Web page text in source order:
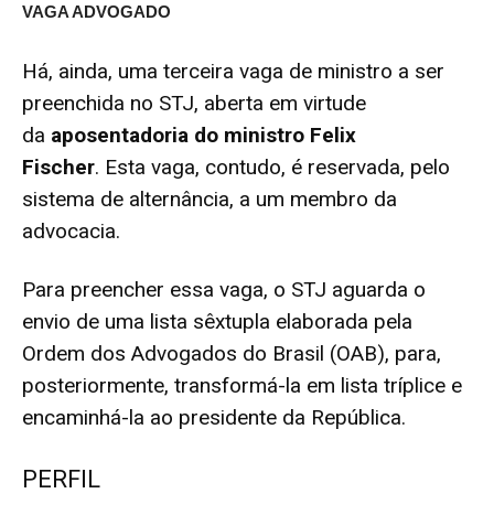
VAGA ADVOGADO
Há, ainda, uma terceira vaga de ministro a ser
preenchida no STJ, aberta em virtude
da aposentadoria do ministro Felix
Fischer. Esta vaga, contudo, é reservada, pelo
sistema de alternância, a um membro da
advocacia.
Para preencher essa vaga, o STJ aguarda o
envio de uma lista sêxtupla elaborada pela
Ordem dos Advogados do Brasil (OAB), para,
posteriormente, transformá-la em lista tríplice e
encaminhá-la ao presidente da República.
PERFIL